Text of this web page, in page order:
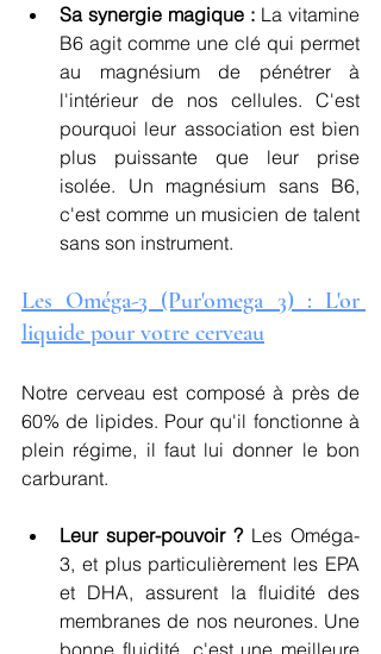
Sa synergie magique : La vitamine
B6 agit comme une clé qui permet
au magnésium de pénétrer à
l'intérieur de nos cellules. C'est
pourquoi leur association est bien
plus puissante que leur prise
isolée. Un magnésium sans B6,
c'est comme un musicien de talent
sans son instrument.
Les Oméga-3 (Pur'omega 3) : L'or
liquide pour votre cerveau
Notre cerveau est composé à près de
60% de lipides. Pour qu'il fonctionne à
plein régime, il faut lui donner le bon
carburant.
Leur super-pouvoir ? Les Oméga-
3, et plus particulièrement les EPA
et DHA, assurent la fluidité des
membranes de nos neurones. Une
bonne fluidité, c'est une meilleure